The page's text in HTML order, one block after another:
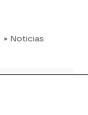
» Noticias